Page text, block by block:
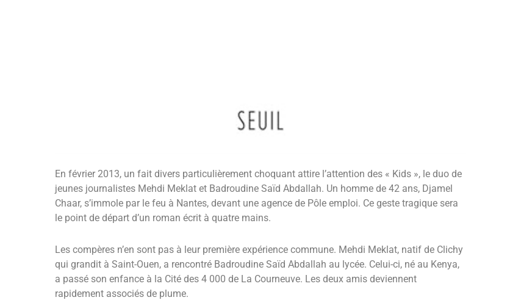
En février 2013, un fait divers particulièrement choquant attire l’attention des « Kids », le duo de
jeunes journalistes Mehdi Meklat et Badroudine Saïd Abdallah. Un homme de 42 ans, Djamel
Chaar, s’immole par le feu à Nantes, devant une agence de Pôle emploi. Ce geste tragique sera
le point de départ d’un roman écrit à quatre mains.
Les compères n’en sont pas à leur première expérience commune. Mehdi Meklat, natif de Clichy
qui grandit à Saint-Ouen, a rencontré Badroudine Saïd Abdallah au lycée. Celui-ci, né au Kenya,
a passé son enfance à la Cité des 4 000 de La Courneuve. Les deux amis deviennent
rapidement associés de plume.